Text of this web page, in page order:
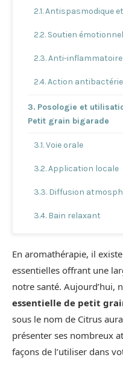
Antispasmodique
Soutien
Anti-
Action
Posologie et
Petit grain bigarade
Voie orale
Application locale
Diffusion
Bain relaxant
En aromathérapie, il
essentielles offrant une
notre santé. Aujourd’hui,
essentielle de petit
sous le nom de Citrus
présenter ses nombreux
façons de l’utiliser dans